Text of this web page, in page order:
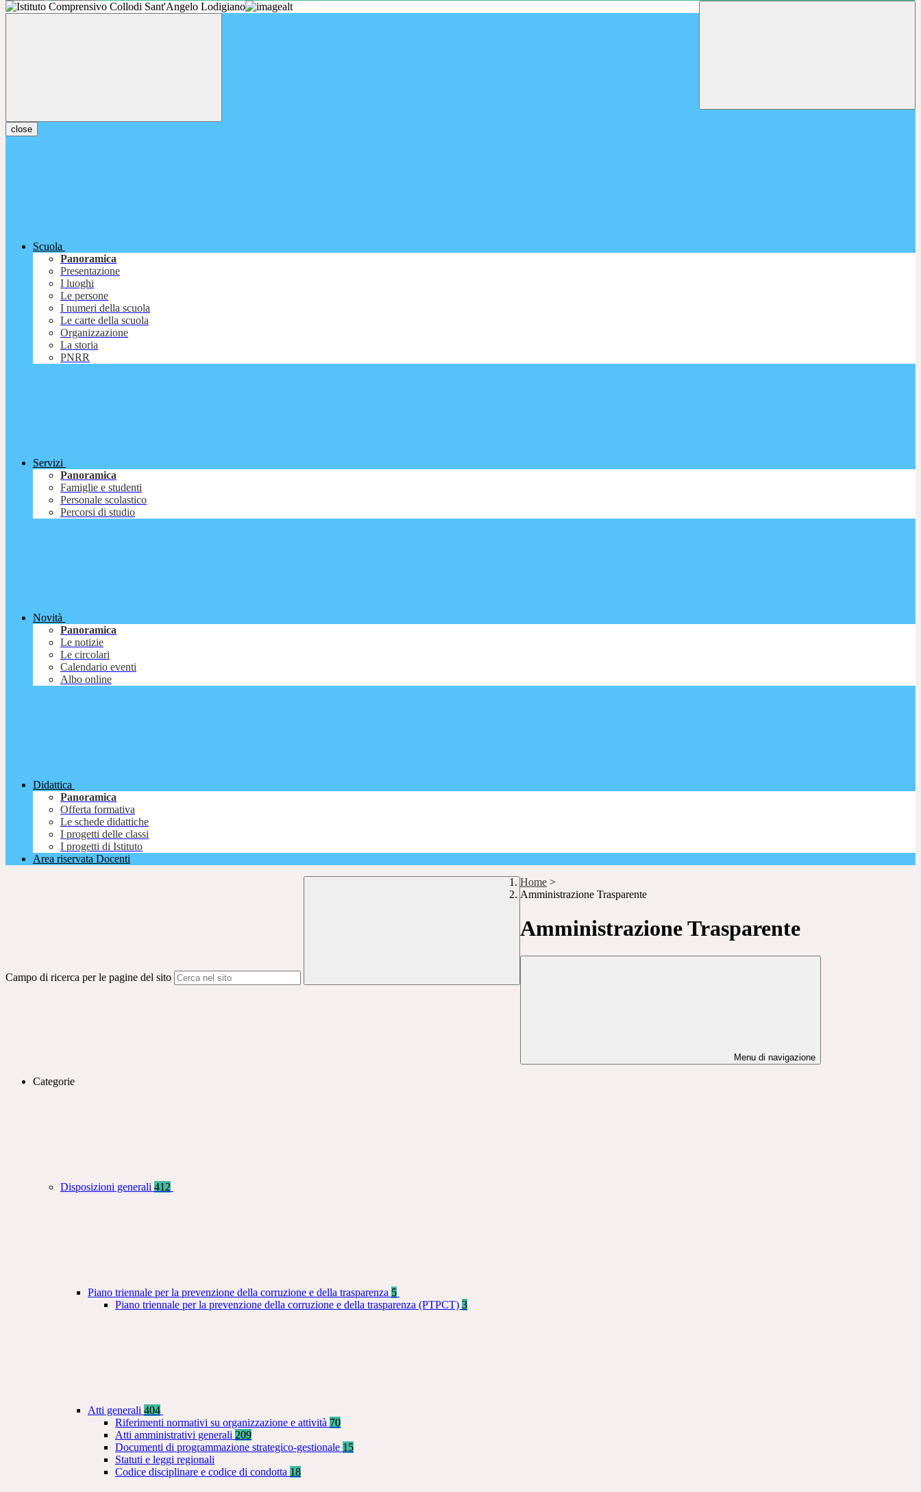
close
Scuola
Panoramica
Presentazione
I luoghi
Le persone
I numeri della scuola
Le carte della scuola
Organizzazione
La storia
PNRR
Servizi
Panoramica
Famiglie e studenti
Personale scolastico
Percorsi di studio
Novità
Panoramica
Le notizie
Le circolari
Calendario eventi
Albo online
Didattica
Panoramica
Offerta formativa
Le schede didattiche
I progetti delle classi
I progetti di Istituto
Area riservata Docenti
Campo di ricerca per le pagine del sito
Home >
Amministrazione Trasparente
Amministrazione Trasparente
Menu di navigazione
Categorie
Disposizioni generali 412
Piano triennale per la prevenzione della corruzione e della trasparenza 5
Piano triennale per la prevenzione della corruzione e della trasparenza (PTPCT) 3
Atti generali 404
Riferimenti normativi su organizzazione e attività 70
Atti amministrativi generali 209
Documenti di programmazione strategico-gestionale 15
Statuti e leggi regionali
Codice disciplinare e codice di condotta 18